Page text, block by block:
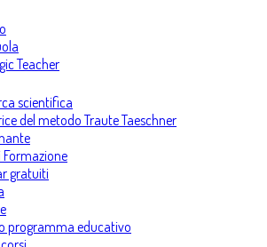
Teacher
scientifica
del metodo Traute Taeschner
Formazione
gratuiti
programma educativo